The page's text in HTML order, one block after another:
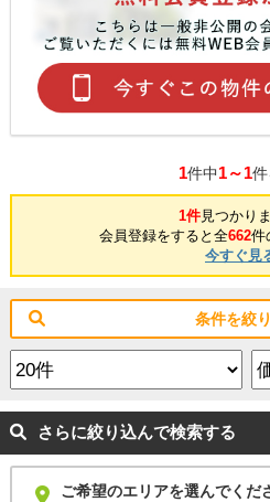
1件中1～1
1件見つかり
会員登録をすると全662件
今すぐ見
条件を絞
さらに絞り込んで検索する
ご希望のエリアを選んでくだ